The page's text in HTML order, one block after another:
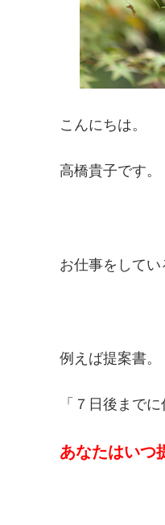
こんにちは。
高橋貴子です。
お仕事をして
例えば提案書。
「７日後まで
あなたはいつ